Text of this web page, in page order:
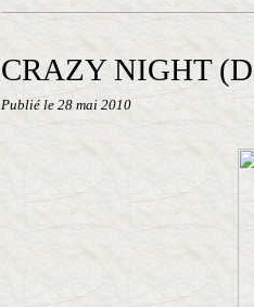
CRAZY NIGHT
Publié le 28 mai 2010